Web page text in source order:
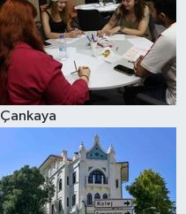
Çankaya
Yaşam-Çevre